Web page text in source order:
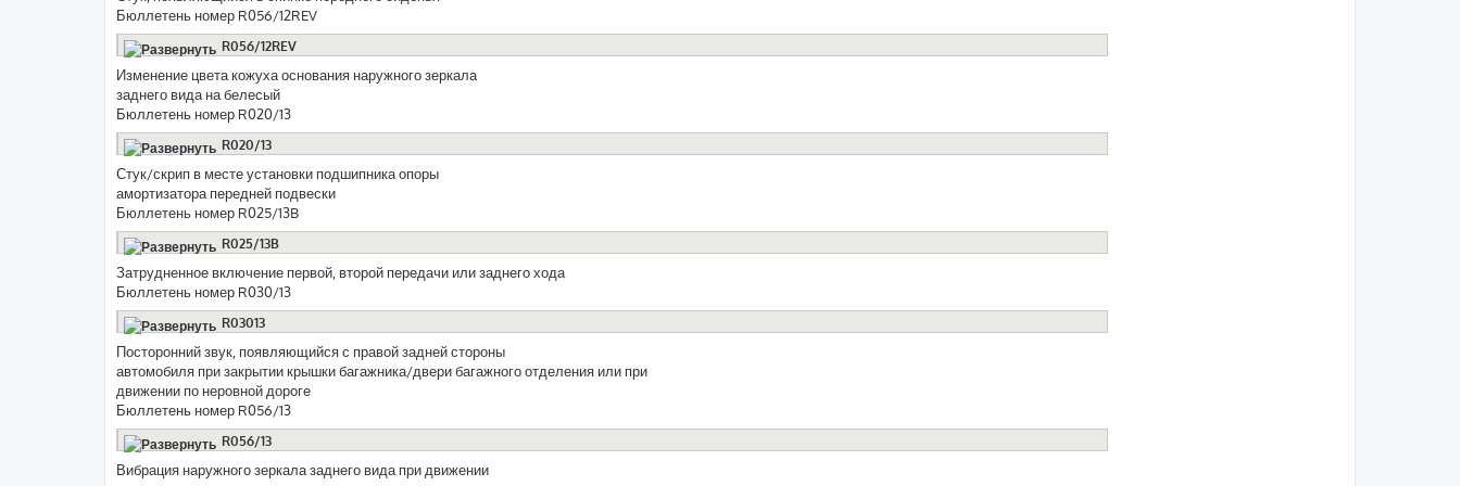
Бюллетень номер R056/12REV
R056/12REV
Изменение цвета кожуха основания наружного зеркала
заднего вида на белесый
Бюллетень номер R020/13
R020/13
Стук/скрип в месте установки подшипника опоры
амортизатора передней подвески
Бюллетень номер R025/13B
R025/13B
Затрудненное включение первой, второй передачи или заднего хода
Бюллетень номер R030/13
R03013
Посторонний звук, появляющийся с правой задней стороны
автомобиля при закрытии крышки багажника/двери багажного отделения или при
движении по неровной дороге
Бюллетень номер R056/13
R056/13
Вибрация наружного зеркала заднего вида при движении